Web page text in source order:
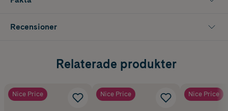
Recensioner
Relaterade produkter
Nice Price Nice Price Nice Price